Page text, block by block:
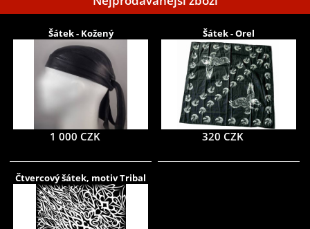
Šátek - Kožený
1 000 CZK
Šátek - Orel
320 CZK
Čtvercový šátek, motiv Tribal